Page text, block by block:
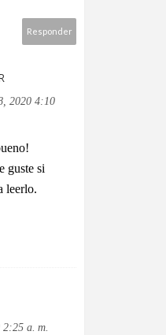
Responder
2020 4:10
guste si
leerlo.
a. m.